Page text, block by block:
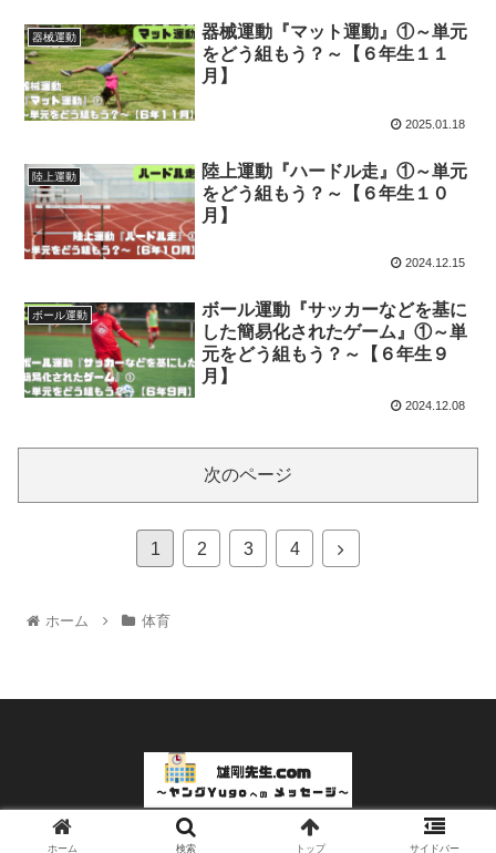
器械運動
器械運動『マット運動』①～単元
をどう組もう？～【６年生１１
月】
2025.01.18
陸上運動
陸上運動『ハードル走』①～単元
をどう組もう？～【６年生１０
月】
2024.12.15
ボール運動
ボール運動『サッカーなどを基に
した簡易化されたゲーム』①～単
元をどう組もう？～【６年生９
月】
2024.12.08
次のページ
1 2 3 4
ホーム 体育
© 2023 雄剛先生.com～ヤングYugoへのメッセージ～.
ホーム 検索 トップ サイドバー